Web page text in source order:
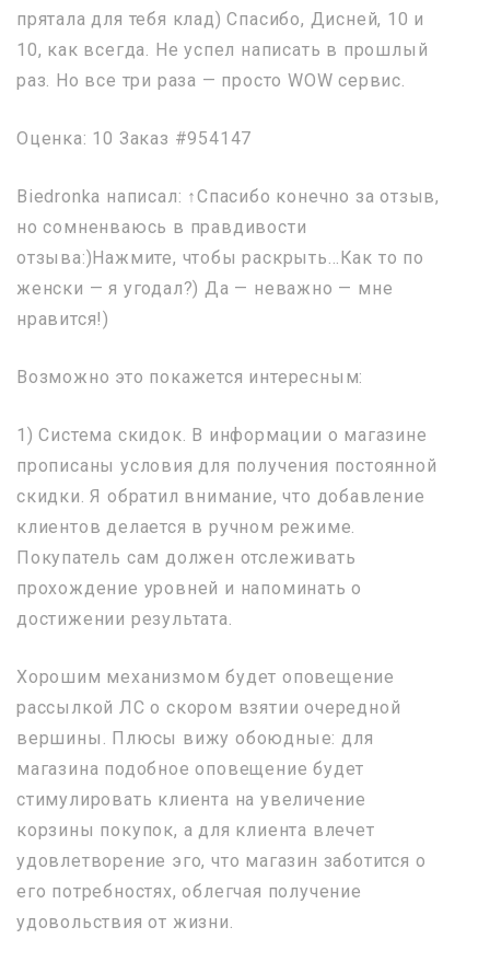
прятала для тебя клад) Спасибо, Дисней, 10 и
10, как всегда. Не успел написать в прошлый
раз. Но все три раза — просто WOW сервис.
Оценка: 10 Заказ #954147
Biedronka написал: ↑Спасибо конечно за отзыв,
но сомненваюсь в правдивости
отзыва:)Нажмите, чтобы раскрыть…Как то по
женски — я угодал?) Да — неважно — мне
нравится!)
Возможно это покажется интересным:
1) Система скидок. В информации о магазине
прописаны условия для получения постоянной
скидки. Я обратил внимание, что добавление
клиентов делается в ручном режиме.
Покупатель сам должен отслеживать
прохождение уровней и напоминать о
достижении результата.
Хорошим механизмом будет оповещение
рассылкой ЛС о скором взятии очередной
вершины. Плюсы вижу обоюдные: для
магазина подобное оповещение будет
стимулировать клиента на увеличение
корзины покупок, а для клиента влечет
удовлетворение эго, что магазин заботится о
его потребностях, облегчая получение
удовольствия от жизни.